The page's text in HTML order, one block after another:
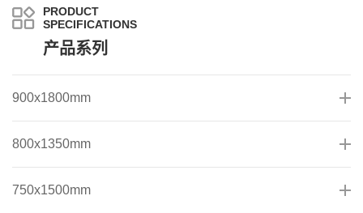
PRODUCT
SPECIFICATIONS
产品系列
900x1800mm
800x1350mm
750x1500mm